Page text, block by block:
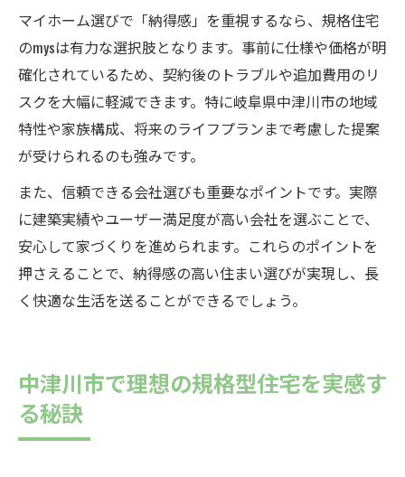
マイホーム選びで「納得感」を重視するなら、規格住宅
のmysは有力な選択肢となります。事前に仕様や価格が明
確化されているため、契約後のトラブルや追加費用のリ
スクを大幅に軽減できます。特に岐阜県中津川市の地域
特性や家族構成、将来のライフプランまで考慮した提案
が受けられるのも強みです。
また、信頼できる会社選びも重要なポイントです。実際
に建築実績やユーザー満足度が高い会社を選ぶことで、
安心して家づくりを進められます。これらのポイントを
押さえることで、納得感の高い住まい選びが実現し、長
く快適な生活を送ることができるでしょう。
中津川市で理想の規格型住宅を実感す
る秘訣